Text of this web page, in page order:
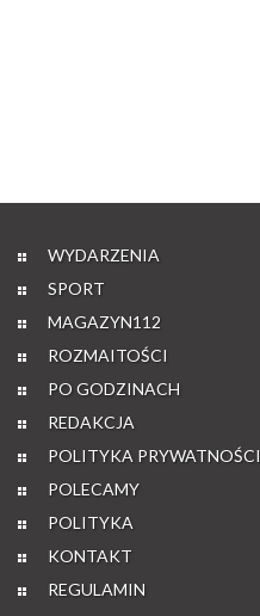
WYDARZENIA
SPORT
MAGAZYN112
ROZMAITOŚCI
PO GODZINACH
REDAKCJA
POLITYKA PRYWATNOŚCI
POLECAMY
POLITYKA
KONTAKT
REGULAMIN